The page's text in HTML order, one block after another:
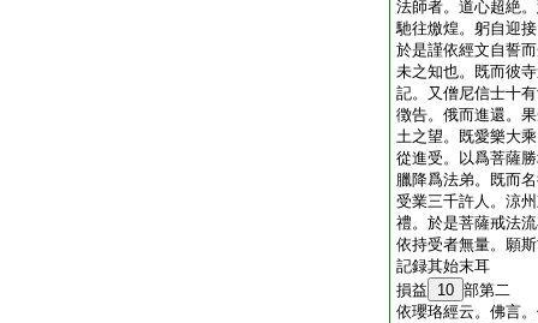
法師者。道心超絶
馳往燩煌。躬自迎
於是謹依經文自誓
未之知也。既而彼
記。又僧尼信士十
徴告。俄而進還。
土之望。既愛樂大
從進受。以爲菩薩
臘降爲法弟。既而
受業三千許人。涼
禮。於是菩薩戒法
依持受者無量。願
記録其始末耳
損益
10 部第二
依瓔珞經云。佛言